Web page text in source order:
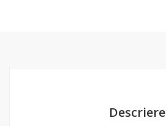
Descriere